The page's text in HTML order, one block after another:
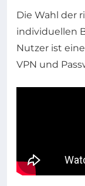
Die Wahl der
individuellen
Nutzer ist
VPN und